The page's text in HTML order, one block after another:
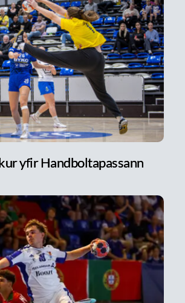
yfir Handboltapassann